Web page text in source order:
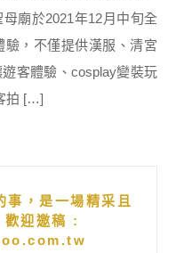
廟於2021年12月中旬全
，不僅提供漢服、清宮
客體驗、cosplay變裝玩
拍 […]
，是一場精采且
歡迎邀稿 :